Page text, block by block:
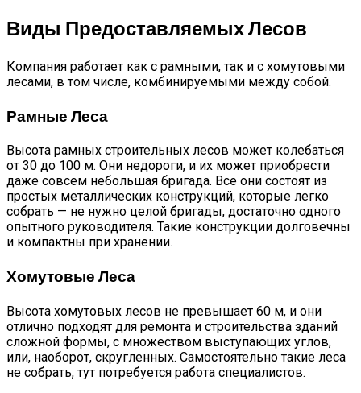
Виды Предоставляемых Лесов
Компания работает как с рамными, так и с хомутовыми
лесами, в том числе, комбинируемыми между собой.
Рамные Леса
Высота рамных строительных лесов может колебаться
от 30 до 100 м. Они недороги, и их может приобрести
даже совсем небольшая бригада. Все они состоят из
простых металлических конструкций, которые легко
собрать — не нужно целой бригады, достаточно одного
опытного руководителя. Такие конструкции долговечны
и компактны при хранении.
Хомутовые Леса
Высота хомутовых лесов не превышает 60 м, и они
отлично подходят для ремонта и строительства зданий
сложной формы, с множеством выступающих углов,
или, наоборот, скругленных. Самостоятельно такие леса
не собрать, тут потребуется работа специалистов.